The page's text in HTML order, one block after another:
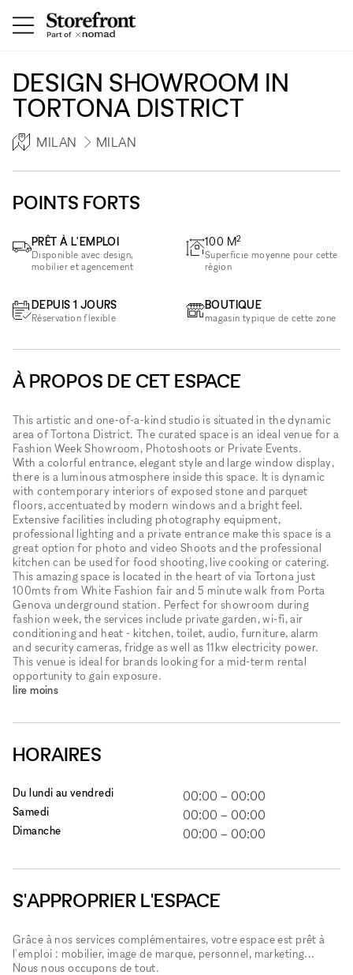
DESIGN SHOWROOM IN
TORTONA DISTRICT
MILAN MILAN
POINTS FORTS
PRÊT À L'EMPLOI
Disponible avec design,
mobilier et agencement
DEPUIS 1 JOURS
Réservation flexible
100 M2
Superficie moyenne pour cette
région
BOUTIQUE
magasin typique de cette zone
À PROPOS DE CET ESPACE
This artistic and one-of-a-kind studio is situated in the dynamic
area of Tortona District. The curated space is an ideal venue for a
Fashion Week Showroom, Photoshoots or Private Events.
With a colorful entrance, elegant style and large window display,
there is a luminous atmosphere inside this space. It is dynamic
with contemporary interiors of exposed stone and parquet
floors, accentuated by modern windows and a bright feel.
Extensive facilities including photography equipment,
professional lighting and a private entrance make this space is a
great option for photo and video Shoots and the professional
kitchen can be used for food shooting, live cooking or catering.
This amazing space is located in the heart of via Tortona just
100mts from White Fashion fair and 5 minute walk from Porta
Genova underground station. Perfect for showroom during
fashion week, the services include private garden, wi-fi, air
conditioning and heat - kitchen, toilet, audio, furniture, alarm
and security cameras, fridge as well as 11kw electricity power.
This venue is ideal for brands looking for a mid-term rental
opportunity to gain exposure.
lire moins
HORAIRES
Du lundi au vendredi 00:00 – 00:00
Samedi 00:00 – 00:00
Dimanche 00:00 – 00:00
S'APPROPRIER L'ESPACE
Grâce à nos services complémentaires, votre espace est prêt à
l'emploi : mobilier, image de marque, personnel, marketing...
Nous nous occupons de tout.